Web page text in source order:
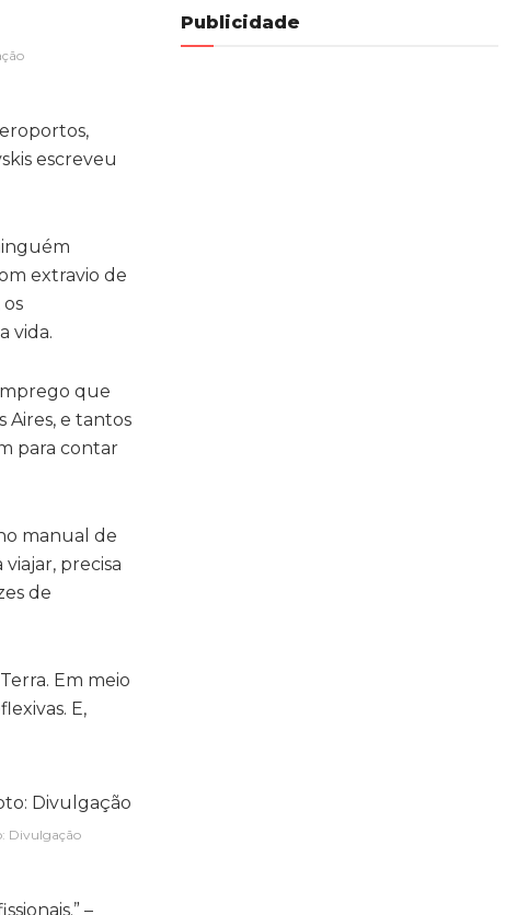
escreveu
extravio de
vida.
que
Aires, e tantos
para contar
manual de
precisa
de
Em meio
E,
Divulgação
–
Publicidade